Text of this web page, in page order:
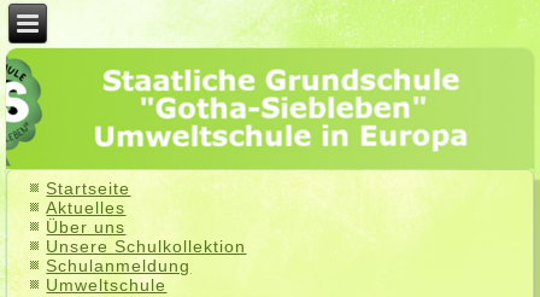
Startseite
Aktuelles
Über uns
Unsere Schulkollektion
Schulanmeldung
Umweltschule